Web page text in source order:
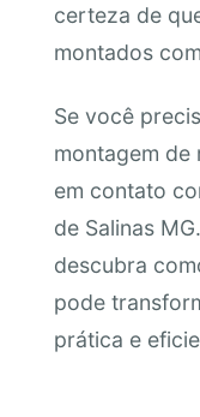
certeza de
montados
Se você
montagem de
em contato
de Salinas
descubra
pode
prática e